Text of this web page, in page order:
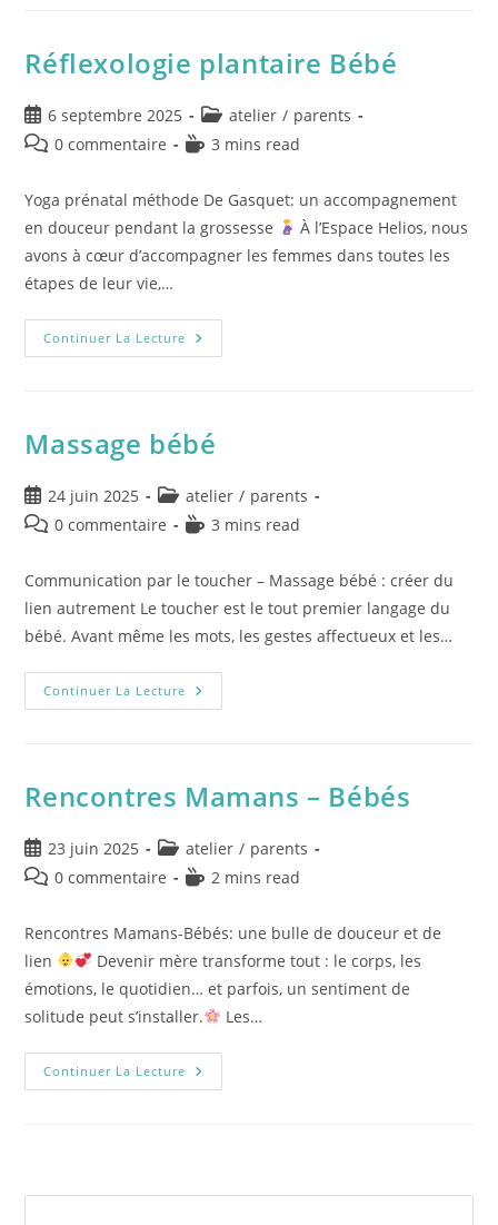
Réflexologie plantaire Bébé
6 septembre 2025 atelier / parents
0 commentaire
3 mins read
Yoga prénatal méthode De Gasquet: un accompagnement
en douceur pendant la grossesse
À l’Espace Helios, nous
avons à cœur d’accompagner les femmes dans toutes les
étapes de leur vie,…
Continuer La Lecture
Massage bébé
24 juin 2025 atelier / parents
0 commentaire
3 mins read
Communication par le toucher – Massage bébé : créer du
lien autrement Le toucher est le tout premier langage du
bébé. Avant même les mots, les gestes affectueux et les…
Continuer La Lecture
Rencontres Mamans – Bébés
23 juin 2025 atelier / parents
0 commentaire
2 mins read
Rencontres Mamans-Bébés: une bulle de douceur et de
lien
Devenir mère transforme tout : le corps, les
émotions, le quotidien… et parfois, un sentiment de
solitude peut s’installer.
Les…
Continuer La Lecture